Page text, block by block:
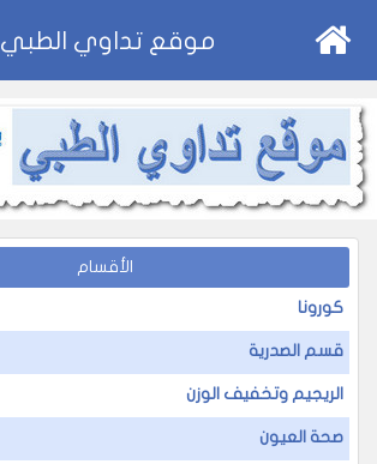
موقع تداوي الطبي
الأقسام
كورونا
قسم الصدرية
الريجيم وتخفيف الوزن
صحة العيون